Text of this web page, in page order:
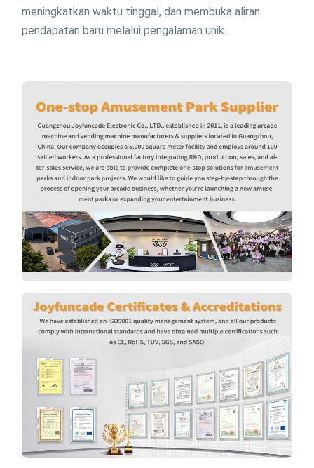
meningkatkan waktu tinggal, dan membuka aliran
pendapatan baru melalui pengalaman unik.